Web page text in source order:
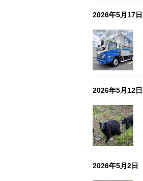
2026年5月17日
2026年5月12日
2026年5月2日